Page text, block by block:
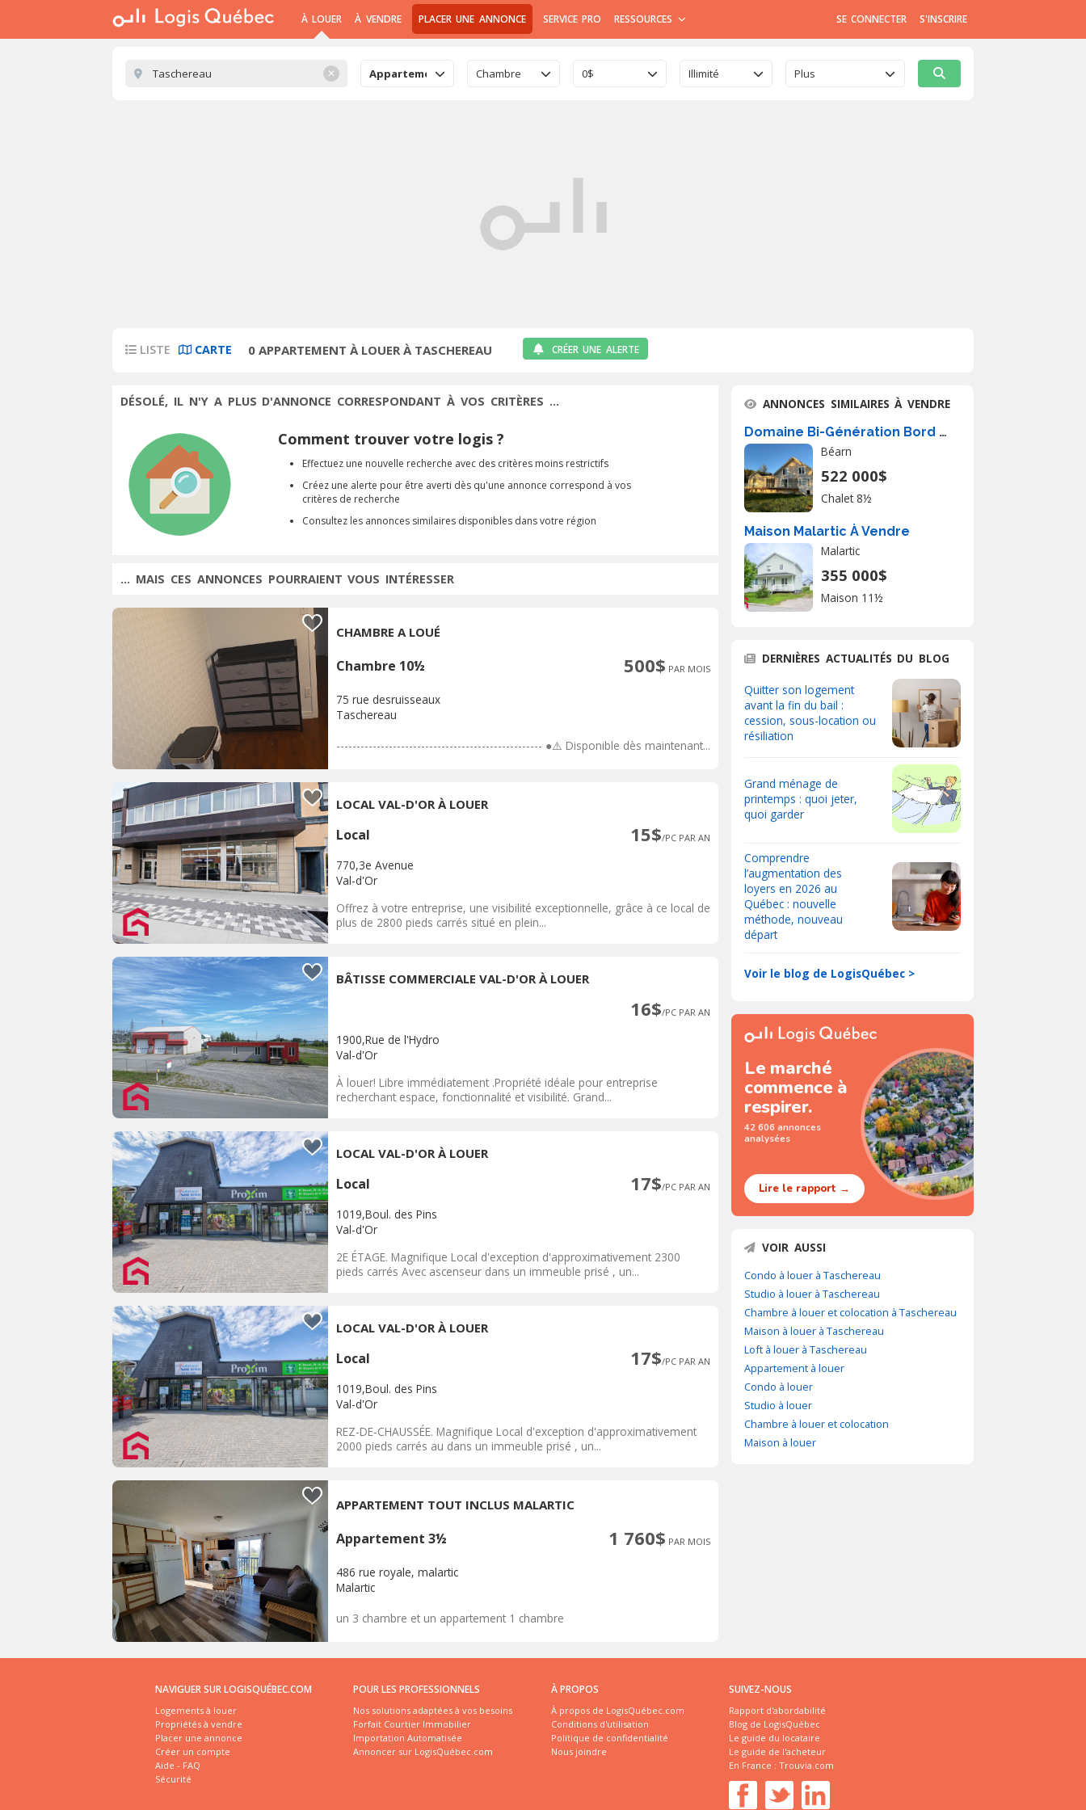
À LOUER À VENDRE PLACER UNE ANNONCE SERVICE PRO RESSOURCES SE CONNECTER S'INSCRIRE
✕ Appartement Chambre 0$ Illimité Plus
LISTE CARTE 0 APPARTEMENT À LOUER À TASCHEREAU CRÉER UNE ALERTE
DÉSOLÉ, IL N'Y A PLUS D'ANNONCE CORRESPONDANT À VOS CRITÈRES ...
Comment trouver votre logis ?
Effectuez une nouvelle recherche avec des critères moins restrictifs
Créez une alerte pour être averti dès qu'une annonce correspond à vos
critères de recherche
Consultez les annonces similaires disponibles dans votre région
... MAIS CES ANNONCES POURRAIENT VOUS INTÉRESSER
CHAMBRE A LOUÉ
Chambre 10½ 500$ PAR MOIS
75 rue desruisseaux
Taschereau
--------------------------------------------------- ●⚠️ Disponible dès maintenant...
LOCAL VAL-D'OR À LOUER
Local 15$/PC PAR AN
770,3e Avenue
Val-d'Or
Offrez à votre entreprise, une visibilité exceptionnelle, grâce à ce local de
plus de 2800 pieds carrés situé en plein...
BÂTISSE COMMERCIALE VAL-D'OR À LOUER
16$/PC PAR AN
1900,Rue de l'Hydro
Val-d'Or
À louer! Libre immédiatement .Propriété idéale pour entreprise
recherchant espace, fonctionnalité et visibilité. Grand...
LOCAL VAL-D'OR À LOUER
Local 17$/PC PAR AN
1019,Boul. des Pins
Val-d'Or
2E ÉTAGE. Magnifique Local d'exception d'approximativement 2300
pieds carrés Avec ascenseur dans un immeuble prisé , un...
LOCAL VAL-D'OR À LOUER
Local 17$/PC PAR AN
1019,Boul. des Pins
Val-d'Or
REZ-DE-CHAUSSÉE. Magnifique Local d'exception d'approximativement
2000 pieds carrés au dans un immeuble prisé , un...
APPARTEMENT TOUT INCLUS MALARTIC
Appartement 3½ 1 760$ PAR MOIS
486 rue royale, malartic
Malartic
un 3 chambre et un appartement 1 chambre
ANNONCES SIMILAIRES À VENDRE
Domaine Bi-Génération Bord de l'Eau | Pl
Béarn
522 000$
Chalet 8½
Maison Malartic À Vendre
Malartic
355 000$
Maison 11½
DERNIÈRES ACTUALITÉS DU BLOG
Quitter son logement
avant la fin du bail :
cession, sous-location ou
résiliation
Grand ménage de
printemps : quoi jeter,
quoi garder
Comprendre
l’augmentation des
loyers en 2026 au
Québec : nouvelle
méthode, nouveau
départ
Voir le blog de LogisQuébec >
Le marché
commence à
respirer.
42 606 annonces
analysées
Lire le rapport →
VOIR AUSSI
Condo à louer à Taschereau
Studio à louer à Taschereau
Chambre à louer et colocation à Taschereau
Maison à louer à Taschereau
Loft à louer à Taschereau
Appartement à louer
Condo à louer
Studio à louer
Chambre à louer et colocation
Maison à louer
NAVIGUER SUR LOGISQUÉBEC.COM
Logements à louer
Propriétés à vendre
Placer une annonce
Créer un compte
Aide - FAQ
Sécurité
POUR LES PROFESSIONNELS
Nos solutions adaptées à vos besoins
Forfait Courtier Immobilier
Importation Automatisée
Annoncer sur LogisQuébec.com
À PROPOS
À propos de LogisQuébec.com
Conditions d'utilisation
Politique de confidentialité
Nous joindre
SUIVEZ-NOUS
Rapport d'abordabilité
Blog de LogisQuébec
Le guide du locataire
Le guide de l'acheteur
En France : Trouvia.com